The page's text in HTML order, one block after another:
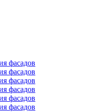
фасадов
фасадов
фасадов
фасадов
фасадов
фасадов